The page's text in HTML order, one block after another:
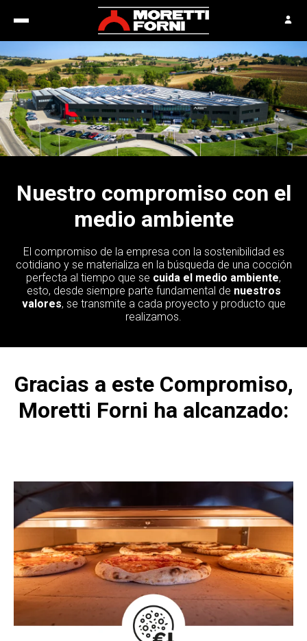
Nuestro compromiso con el
medio ambiente
El compromiso de la empresa con la sostenibilidad es
cotidiano y se materializa en la búsqueda de una cocción
perfecta al tiempo que se cuida el medio ambiente,
esto, desde siempre parte fundamental de nuestros
valores, se transmite a cada proyecto y producto que
realizamos.
Gracias a este Compromiso,
Moretti Forni ha alcanzado: